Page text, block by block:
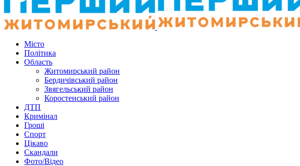
Місто
Політика
Область
Житомирський район
Бердичівський район
Звягельський район
Коростенський район
ДТП
Кримінал
Гроші
Спорт
Цікаво
Скандали
Фото/Відео